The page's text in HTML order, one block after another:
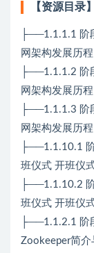
【资源目录
├──1.1.1.1 阶
网架构发展历
├──1.1.1.2 阶
网架构发展历
├──1.1.1.3 阶
网架构发展历
├──1.1.10.1
班仪式 开班仪
├──1.1.10.2
班仪式 开班仪
├──1.1.2.1 阶
Zookeeper简介